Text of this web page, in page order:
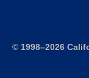
© 1998–2026